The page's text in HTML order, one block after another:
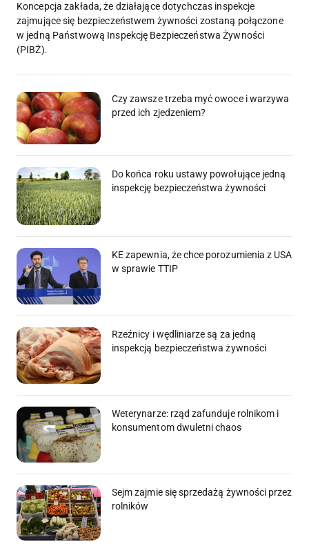
Koncepcja zakłada, że działające dotychczas inspekcje
zajmujące się bezpieczeństwem żywności zostaną połączone
w jedną Państwową Inspekcję Bezpieczeństwa Żywności
(PIBŻ).
Czy zawsze trzeba myć owoce i warzywa
przed ich zjedzeniem?
Do końca roku ustawy powołujące jedną
inspekcję bezpieczeństwa żywności
KE zapewnia, że chce porozumienia z USA
w sprawie TTIP
Rzeźnicy i wędliniarze są za jedną
inspekcją bezpieczeństwa żywności
Weterynarze: rząd zafunduje rolnikom i
konsumentom dwuletni chaos
Sejm zajmie się sprzedażą żywności przez
rolników